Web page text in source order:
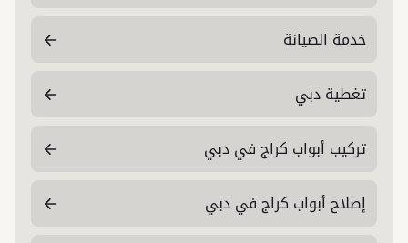
خدمة الصيانة
تغطية دبي
تركيب أبواب كراج في دبي
إصلاح أبواب كراج في دبي